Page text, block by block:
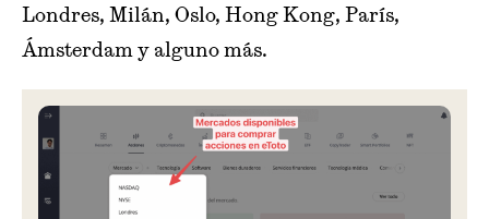
Londres, Milán, Oslo, Hong Kong, París,
Ámsterdam y alguno más.